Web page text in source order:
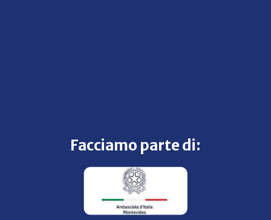
Facciamo parte di: